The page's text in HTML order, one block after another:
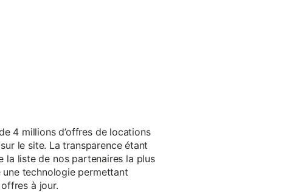
4 millions d’offres de locations
le site. La transparence étant
la liste de nos partenaires la plus
technologie permettant
à jour.